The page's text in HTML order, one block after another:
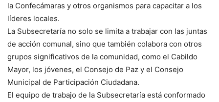
la Confecámaras y otros organismos para capacitar a los
líderes locales.
La Subsecretaría no solo se limita a trabajar con las juntas
de acción comunal, sino que también colabora con otros
grupos significativos de la comunidad, como el Cabildo
Mayor, los jóvenes, el Consejo de Paz y el Consejo
Municipal de Participación Ciudadana.
El equipo de trabajo de la Subsecretaría está conformado